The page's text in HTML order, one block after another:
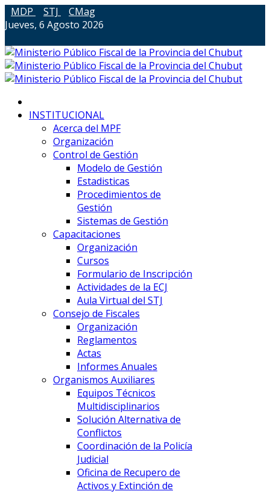
MDP STJ
CMag
Jueves, 6 Agosto 2026
INSTITUCIONAL
Acerca del MPF
Organización
Control de Gestión
Modelo de Gestión
Estadisticas
Procedimientos de
Gestión
Sistemas de Gestión
Capacitaciones
Organización
Cursos
Formulario de Inscripción
Actividades de la ECJ
Aula Virtual del STJ
Consejo de Fiscales
Organización
Reglamentos
Actas
Informes Anuales
Organismos Auxiliares
Equipos Técnicos
Multidisciplinarios
Solución Alternativa de
Conflictos
Coordinación de la Policía
Judicial
Oficina de Recupero de
Activos y Extinción de